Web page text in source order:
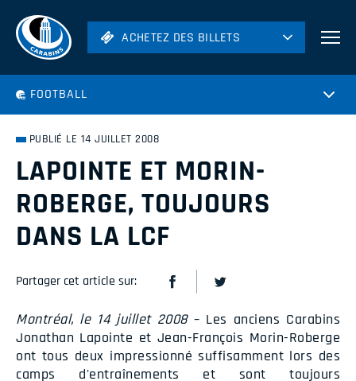
ACHETEZ DES BILLETS
ACHETEZ DES BILLETS
FOOTBALL
PUBLIÉ LE 14 JUILLET 2008
LAPOINTE ET MORIN-
ROBERGE, TOUJOURS
DANS LA LCF
Partager cet article sur:
Montréal, le 14 juillet 2008– Les anciens Carabins
Jonathan Lapointe et Jean-François Morin-Roberge
ont tous deux impressionné suffisamment lors des
camps d'entraînements et sont toujours